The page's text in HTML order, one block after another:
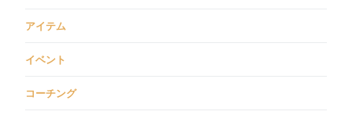
アイテム
イベント
コーチング